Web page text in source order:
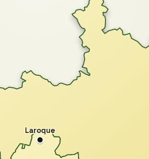
Laroque